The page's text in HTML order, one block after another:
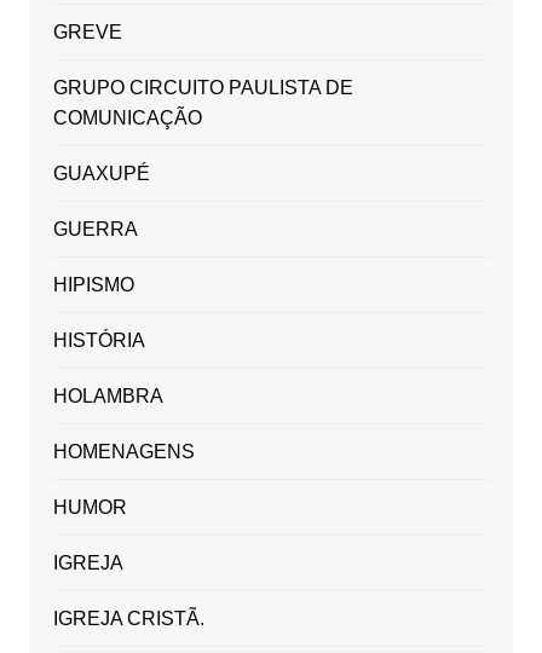
GREVE
GRUPO CIRCUITO PAULISTA DE
COMUNICAÇÃO
GUAXUPÉ
GUERRA
HIPISMO
HISTÓRIA
HOLAMBRA
HOMENAGENS
HUMOR
IGREJA
IGREJA CRISTÃ.